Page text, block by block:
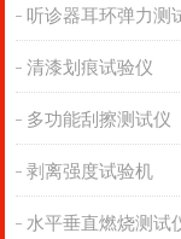
听诊器耳环弹力测
清漆划痕试验仪
多功能刮擦测试仪
剥离强度试验机
水平垂直燃烧测试